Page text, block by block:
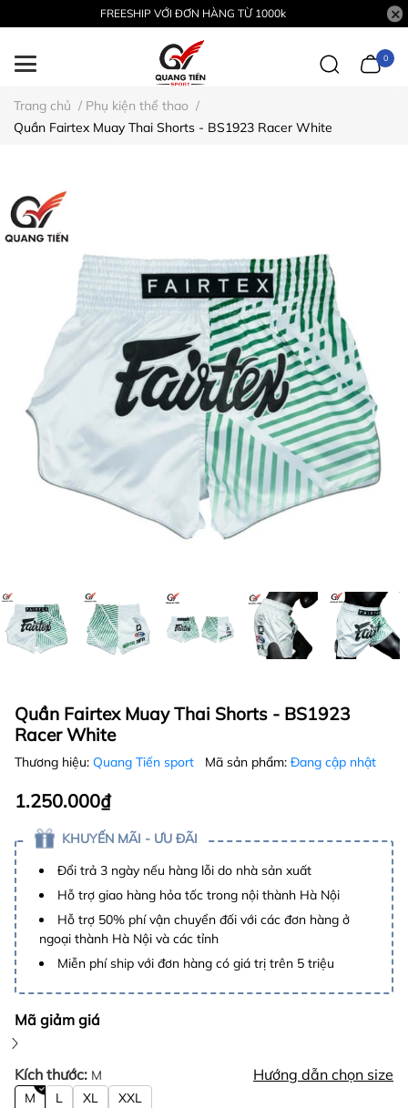
FREESHIP VỚI ĐƠN HÀNG TỪ 1000k
0
Trang chủ / Phụ kiện thể thao /
Quần Fairtex Muay Thai Shorts - BS1923 Racer White
Quần Fairtex Muay Thai Shorts - BS1923
Racer White
Thương hiệu: Quang Tiến sport Mã sản phẩm: Đang cập nhật
1.250.000₫
KHUYẾN MÃI - ƯU ĐÃI
Đổi trả 3 ngày nếu hàng lỗi do nhà sản xuất
Hỗ trợ giao hàng hỏa tốc trong nội thành Hà Nội
Hỗ trợ 50% phí vận chuyển đối với các đơn hàng ở
ngoại thành Hà Nội và các tỉnh
Miễn phí ship với đơn hàng có giá trị trên 5 triệu
Mã giảm giá
Kích thước: M Hướng dẫn chọn size
M L XL XXL